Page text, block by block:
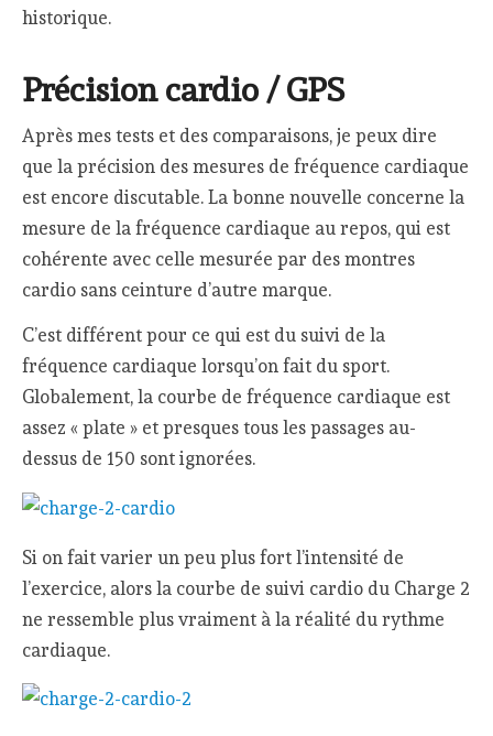
historique.
Précision cardio / GPS
Après mes tests et des comparaisons, je peux dire
que la précision des mesures de fréquence cardiaque
est encore discutable. La bonne nouvelle concerne la
mesure de la fréquence cardiaque au repos, qui est
cohérente avec celle mesurée par des montres
cardio sans ceinture d’autre marque.
C’est différent pour ce qui est du suivi de la
fréquence cardiaque lorsqu’on fait du sport.
Globalement, la courbe de fréquence cardiaque est
assez « plate » et presques tous les passages au-
dessus de 150 sont ignorées.
Si on fait varier un peu plus fort l’intensité de
l’exercice, alors la courbe de suivi cardio du Charge 2
ne ressemble plus vraiment à la réalité du rythme
cardiaque.